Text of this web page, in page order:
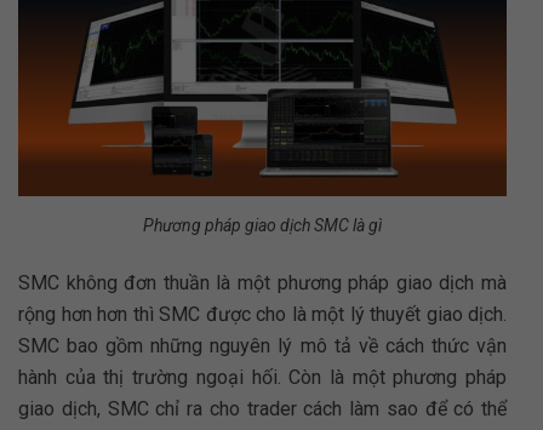
Phương pháp giao dịch SMC là gì
SMC không đơn thuần là một phương pháp giao dịch mà
rộng hơn hơn thì SMC được cho là một lý thuyết giao dịch.
SMC bao gồm những nguyên lý mô tả về cách thức vận
hành của thị trường ngoại hối. Còn là một phương pháp
giao dịch, SMC chỉ ra cho trader cách làm sao để có thể